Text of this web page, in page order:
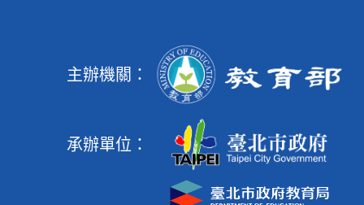
主辦機關：
承辦單位：